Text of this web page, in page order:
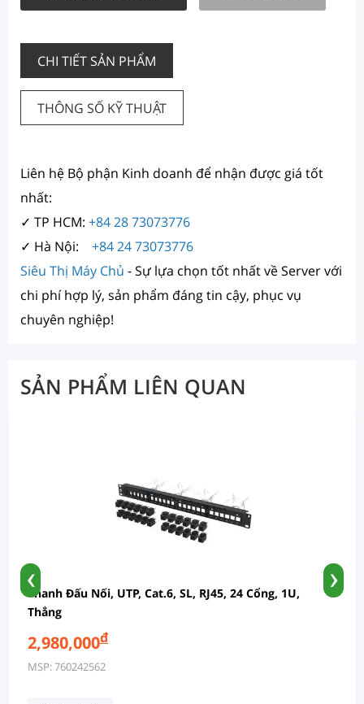
CHI TIẾT SẢN PHẨM
THÔNG SỐ KỸ THUẬT
Liên hệ Bộ phận Kinh doanh để nhận được giá tốt
nhất:
✓ TP HCM: +84 28 73073776
✓ Hà Nội: +84 24 73073776
Siêu Thị Máy Chủ - Sự lựa chọn tốt nhất về Server với
chi phí hợp lý, sản phẩm đáng tin cậy, phục vụ
chuyên nghiệp!
SẢN PHẨM LIÊN QUAN
Thanh Đấu Nối, UTP, Cat.6, SL, RJ45, 24 Cổng, 1U,
Thẳng
2,980,000đ
MSP: 760242562
‹ ›